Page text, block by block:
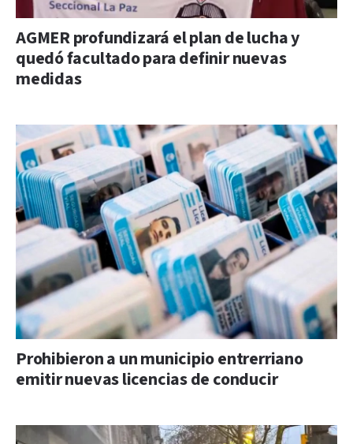
AGMER profundizará el plan de lucha y
quedó facultado para definir nuevas
medidas
Prohibieron a un municipio entrerriano
emitir nuevas licencias de conducir